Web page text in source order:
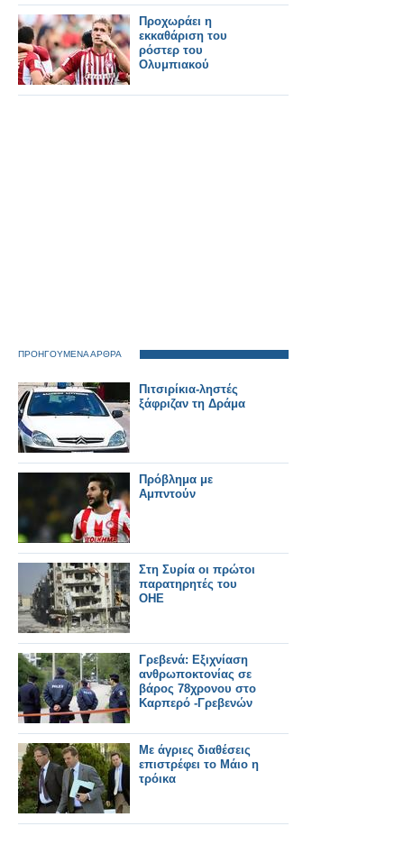
Προχωράει η
εκκαθάριση του
ρόστερ του
Ολυμπιακού
ΠΡΟΗΓΟΥΜΕΝΑ ΑΡΘΡΑ
Πιτσιρίκια-ληστές
ξάφριζαν τη Δράμα
Πρόβλημα με
Αμπντούν
Στη Συρία οι πρώτοι
παρατηρητές του
ΟΗΕ
Γρεβενά: Εξιχνίαση
ανθρωποκτονίας σε
βάρος 78χρονου στο
Καρπερό -Γρεβενών
Με άγριες διαθέσεις
επιστρέφει το Μάιο η
τρόικα